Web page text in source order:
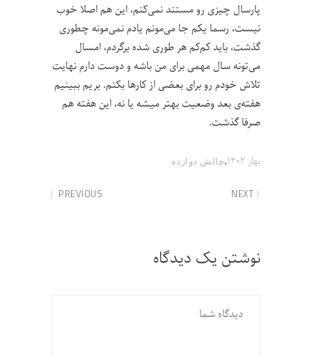
پارسال چیزی رو مستند نمی‌کنم، این هم اصلا خوب
نیست، رسما یکم جا می‌مونم یادم نمی‌مونه چطوری
گذشت، باید کم‌کم هر طوری شده برگردم، امسال
می‌تونه سال مهمی برای من باشه و دوست دارم نهایت
تلاش خودم رو برای بعضی از کارها بکنم. بریم ببینیم
هفته‌ی بعد وضعیت بهتر میشه یا نه، این هفته هم
صرفا گذشت.
بهار ۱۴۰۲ ,چالش‌ دوازده
PREVIOUS NEXT
نوشتن یک دیدگاه